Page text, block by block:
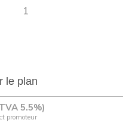
1
le plan
5.5%)
promoteur